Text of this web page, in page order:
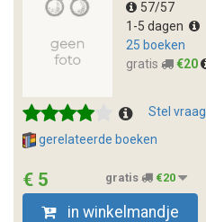
57/57
1-5 dagen
25 boeken
gratis
€20
Stel vraag
gerelateerde boeken
€ 5 gratis €20
in winkelmandje